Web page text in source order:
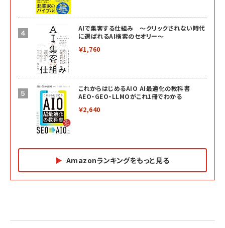
AIで集客する仕組み ～クリックされない時代
に選ばれるAI検索のセオリー～
￥1,760
これからはじめるAIO AI最適化の教科書
AEO・GEO・LLMOがこれ1冊でわかる
￥2,640
Amazonランキングをもっと見る
2億円を売り上げたプロが教える note×AI 最強の
anan(アンアン)2026/07/01号 No.2501[魅せる
ベインキャピタル 企業価値向上力の秘密